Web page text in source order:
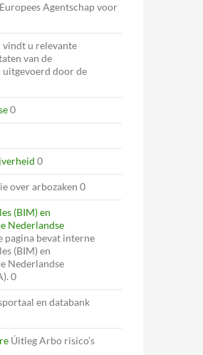
Europees Agentschap voor
vindt u relevante
van de
uitgevoerd door de
0
0
over arbozaken 0
(BIM) en
Nederlandse
pagina bevat interne
(BIM) en
Nederlandse
0
en databank
Úitleg Arbo risico’s